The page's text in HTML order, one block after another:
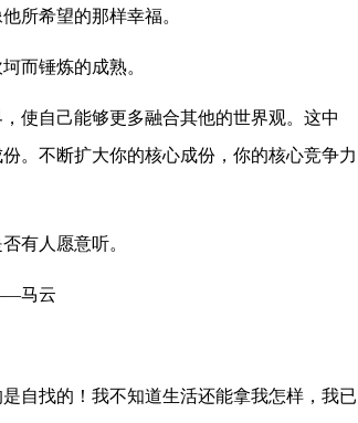
所希望的那样幸福。
而锤炼的成熟。
使自己能够更多融合其他的世界观。这中
。不断扩大你的核心成份，你的核心竞争力
有人愿意听。
马云
自找的！我不知道生活还能拿我怎样，我已